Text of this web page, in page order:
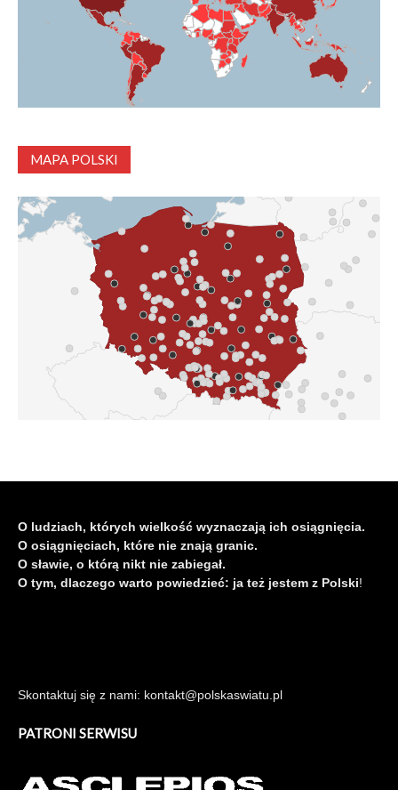
MAPA POLSKI
O ludziach, których wielkość wyznaczają ich osiągnięcia.
O osiągnięciach, które nie znają granic.
O sławie, o którą nikt nie zabiegał.
O tym, dlaczego warto powiedzieć: ja też jestem z Polski!
Skontaktuj się z nami: kontakt@polskaswiatu.pl
PATRONI SERWISU